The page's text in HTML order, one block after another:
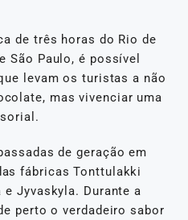
de três horas do Rio de
São Paulo, é possível
levam os turistas a não
mas vivenciar uma
de geração em
fábricas Tonttulakki
Jyvaskyla. Durante a
perto o verdadeiro sabor